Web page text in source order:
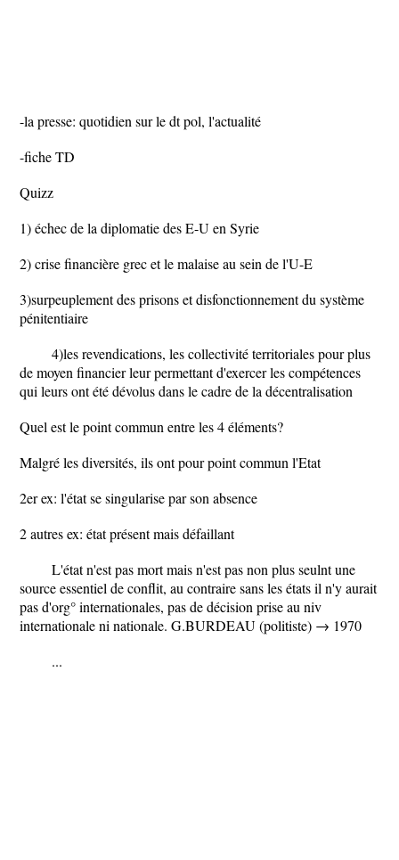
-la presse: quotidien sur le dt pol, l'actualité
-fiche TD
Quizz
1) échec de la diplomatie des E-U en Syrie
2) crise financière grec et le malaise au sein de l'U-E
3)surpeuplement des prisons et disfonctionnement du système
pénitentiaire
4)les revendications, les collectivité territoriales pour plus
de moyen financier leur permettant d'exercer les compétences
qui leurs ont été dévolus dans le cadre de la décentralisation
Quel est le point commun entre les 4 éléments?
Malgré les diversités, ils ont pour point commun l'Etat
2er ex: l'état se singularise par son absence
2 autres ex: état présent mais défaillant
L'état n'est pas mort mais n'est pas non plus seulnt une
source essentiel de conflit, au contraire sans les états il n'y aurait
pas d'org° internationales, pas de décision prise au niv
internationale ni nationale. G.BURDEAU (politiste) → 1970
...